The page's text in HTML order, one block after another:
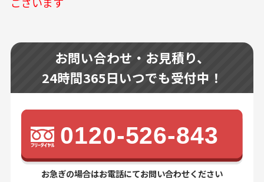
お問い合わせ・お見積り、
24時間365日いつでも受付中！
0120-526-843
お急ぎの場合はお電話にてお問い合わせください